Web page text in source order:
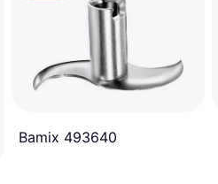
Bamix 493640